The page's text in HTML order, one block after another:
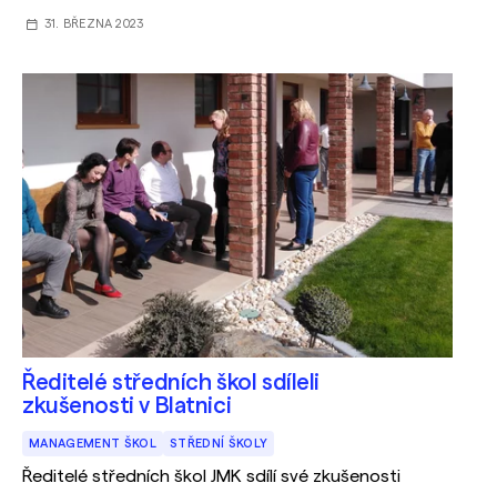
31. BŘEZNA 2023
Ředitelé středních škol sdíleli
zkušenosti v Blatnici
MANAGEMENT ŠKOL STŘEDNÍ ŠKOLY
Ředitelé středních škol JMK sdílí své zkušenosti